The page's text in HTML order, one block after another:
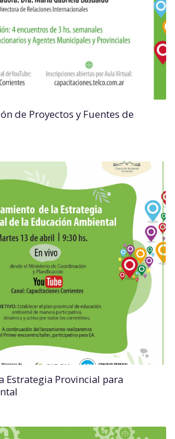
de Proyectos y Fuentes de
Estrategia Provincial para